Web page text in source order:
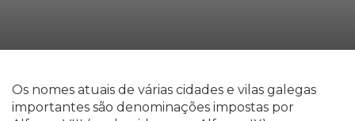
Os nomes atuais de várias cidades e vilas galegas
importantes são denominações impostas por